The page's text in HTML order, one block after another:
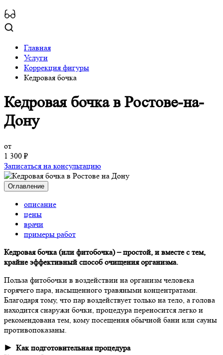
Главная
Услуги
Коррекция фигуры
Кедровая бочка
Кедровая бочкав Ростове-на-
Дону
от
1 300 ₽
Записаться на консультацию
Оглавление
описание
цены
врачи
примеры работ
Кедровая бочка (или фитобочка) – простой, и вместе с тем,
крайне эффективный способ очищения организма.
Польза фитобочки в воздействии на организм человека
горячего пара, насыщенного травяными концентратами.
Благодаря тому, что пар воздействует только на тело, а голова
находится снаружи бочки, процедура переносится легко и
рекомендована тем, кому посещения обычной бани или сауны
противопоказаны.
► Как подготовительная процедура